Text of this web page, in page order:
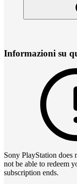
Informazioni su
Sony PlayStation
not be able to redeem
subscription ends.